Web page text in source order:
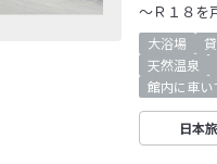
～Ｒ１８を
大浴場
天然温泉
館内に車い
日本